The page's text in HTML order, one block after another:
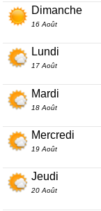
Dimanche
16 Août
Lundi
17 Août
Mardi
18 Août
Mercredi
19 Août
Jeudi
20 Août